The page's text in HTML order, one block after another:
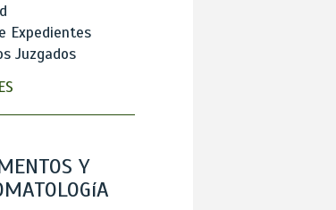
Expedientes
Juzgados
Y